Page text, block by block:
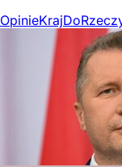
OpinieKraj